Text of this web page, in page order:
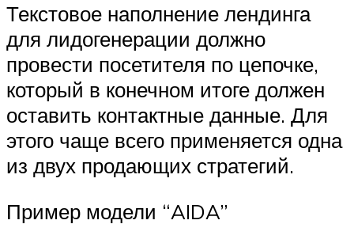
Текстовое наполнение лендинга
для лидогенерации должно
провести посетителя по цепочке,
который в конечном итоге должен
оставить контактные данные. Для
этого чаще всего применяется одна
из двух продающих стратегий.
Пример модели “AIDA”